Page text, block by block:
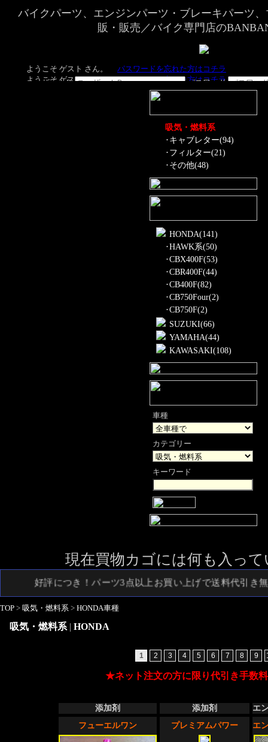
バイクパーツ、エンジンパーツ・ブレーキパーツ
販・販売／バイク専門店の
吸気・燃料系
･ キャブレター(94)
･ フィルター(21)
･ その他(48)
HONDA(141)
･HAWK系(50)
･CBX400F(53)
･CBR400F(44)
･CB400F(82)
･CB750Four(2)
･CB750F(2)
SUZUKI(66)
YAMAHA(44)
KAWASAKI(108)
車種
カテゴリー
キーワード
現在買物カゴには何も入っ
大好評につき！パーツ3点以上お買い上げで送料代引き無料
TOP > 吸気・燃料系 > HONDA車種
吸気・燃料系 | HONDA
1 2 3 4 5 6 7 8 9
★ネット注文の方に限り代引き手数
添加剤 添加剤
エ
フューエルワン
プレミアムパワー エ